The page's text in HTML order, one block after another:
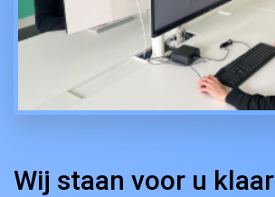
Wij staan voor u klaar